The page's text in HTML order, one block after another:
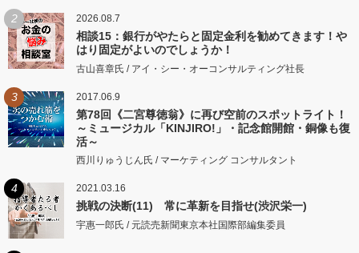
2 2026.08.7
相談15：銀行がやたらと固定金利を勧めてきます！や
はり固定がよいのでしょうか！
古山喜章氏 / アイ・シー・オーコンサルティング社長
3 2017.06.9
第78回《二宮尊徳翁》に再び空前のスポットライト！
～ミュージカル「KINJIRO!」・記念館開館・銅像も復
活～
西川りゅうじん氏 / マーケティング コンサルタント
4 2021.03.16
挑戦の決断(11) 常に革新を目指せ(渋沢栄一)
宇惠一郎氏 / 元読売新聞東京本社国際部編集委員